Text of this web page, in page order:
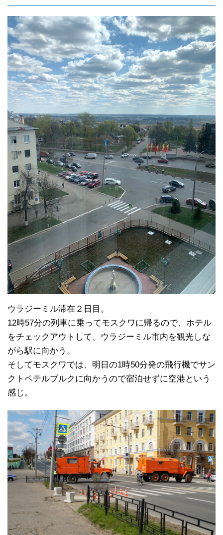
ウラジーミル滞在２日目。
12時57分の列車に乗ってモスクワに帰るので、ホテル
をチェックアウトして、ウラジーミル市内を観光しな
がら駅に向かう。
そしてモスクワでは、明日の1時50分発の飛行機でサン
クトペテルブルクに向かうので宿泊せずに空港という
感じ。